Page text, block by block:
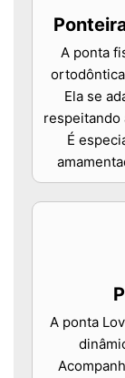
A ponta
Ela se
respeitando
É
A ponta